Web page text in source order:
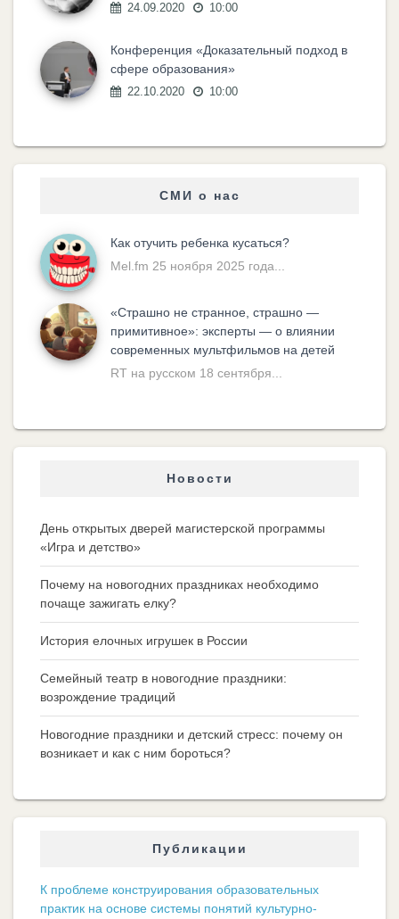
24.09.2020 10:00
Конференция «Доказательный подход в
сфере образования»
22.10.2020 10:00
СМИ о нас
Как отучить ребенка кусаться?
Mel.fm 25 ноября 2025 года...
«Cтрашно не странное, страшно —
примитивное»: эксперты — о влиянии
современных мультфильмов на детей
RT на русском 18 сентября...
Новости
День открытых дверей магистерской программы
«Игра и детство»
Почему на новогодних праздниках необходимо
почаще зажигать елку?
История елочных игрушек в России
Семейный театр в новогодние праздники:
возрождение традиций
Новогодние праздники и детский стресс: почему он
возникает и как с ним бороться?
Публикации
К проблеме конструирования образовательных
практик на основе системы понятий культурно-